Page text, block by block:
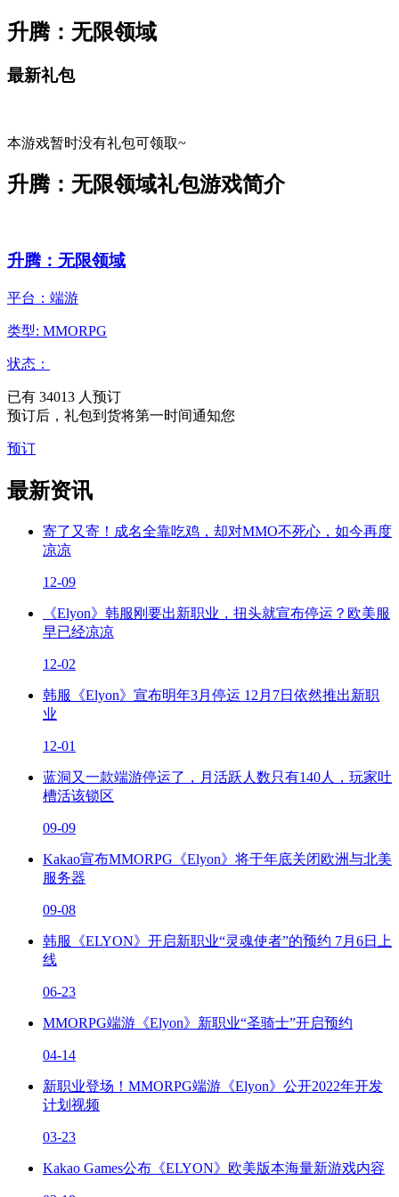
升腾：无限领域
最新礼包
本游戏暂时没有礼包可领取~
升腾：无限领域礼包游戏简介
升腾：无限领域
平台：端游
类型: MMORPG
状态：
已有 34013 人预订
预订后，礼包到货将第一时间通知您
预订
最新资讯
寄了又寄！成名全靠吃鸡，却对MMO不死心，如今再度
凉凉
12-09
《Elyon》韩服刚要出新职业，扭头就宣布停运？欧美服
早已经凉凉
12-02
韩服《Elyon》宣布明年3月停运 12月7日依然推出新职
业
12-01
蓝洞又一款端游停运了，月活跃人数只有140人，玩家吐
槽活该锁区
09-09
Kakao宣布MMORPG《Elyon》将于年底关闭欧洲与北美
服务器
09-08
韩服《ELYON》开启新职业“灵魂使者”的预约 7月6日上
线
06-23
MMORPG端游《Elyon》新职业“圣骑士”开启预约
04-14
新职业登场！MMORPG端游《Elyon》公开2022年开发
计划视频
03-23
Kakao Games公布《ELYON》欧美版本海量新游戏内容